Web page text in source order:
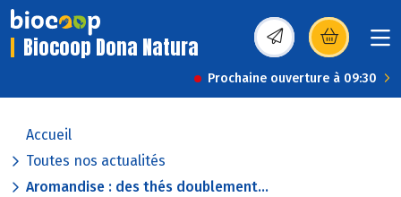
Biocoop Dona Natura (s’ouvre dans une
Prochaine ouverture à 09:30
Accueil
Toutes nos actualités
Aromandise : des thés doublement...